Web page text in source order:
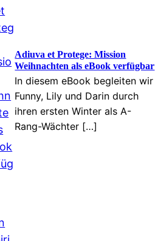
Adiuva et Protege: Mission
Weihnachten als eBook verfügbar
In diesem eBook begleiten wir
Funny, Lily und Darin durch
ihren ersten Winter als A-
Rang-Wächter […]